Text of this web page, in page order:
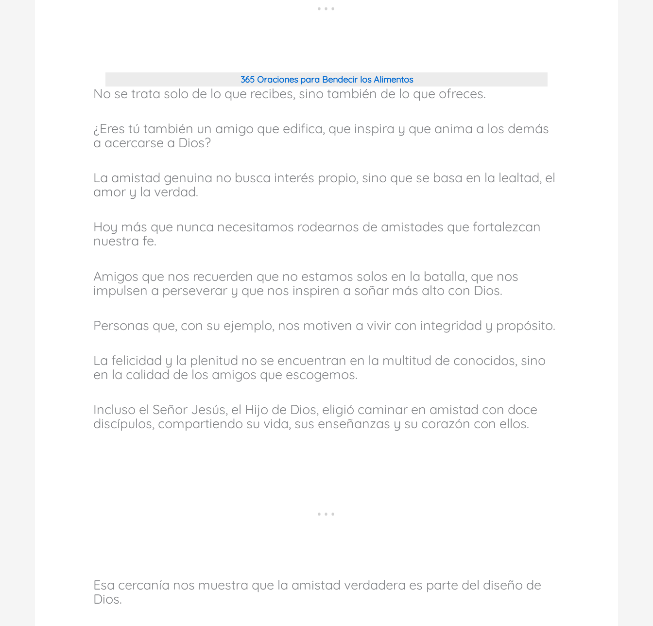
365 Oraciones para Bendecir los Alimentos
No se trata solo de lo que recibes, sino también de lo que ofreces.
¿Eres tú también un amigo que edifica, que inspira y que anima a los demás
a acercarse a Dios?
La amistad genuina no busca interés propio, sino que se basa en la lealtad, el
amor y la verdad.
Hoy más que nunca necesitamos rodearnos de amistades que fortalezcan
nuestra fe.
Amigos que nos recuerden que no estamos solos en la batalla, que nos
impulsen a perseverar y que nos inspiren a soñar más alto con Dios.
Personas que, con su ejemplo, nos motiven a vivir con integridad y propósito.
La felicidad y la plenitud no se encuentran en la multitud de conocidos, sino
en la calidad de los amigos que escogemos.
Incluso el Señor Jesús, el Hijo de Dios, eligió caminar en amistad con doce
discípulos, compartiendo su vida, sus enseñanzas y su corazón con ellos.
Esa cercanía nos muestra que la amistad verdadera es parte del diseño de
Dios.